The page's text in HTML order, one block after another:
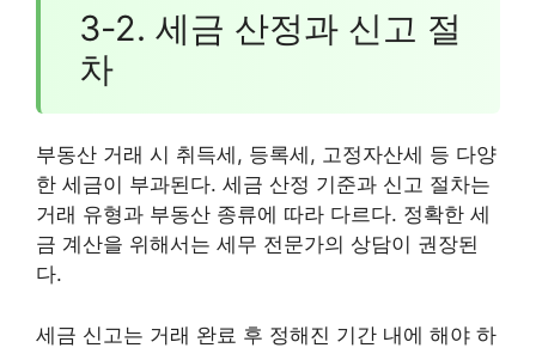
3-2. 세금 산정과 신고 절
차
부동산 거래 시 취득세, 등록세, 고정자산세 등 다양
한 세금이 부과된다. 세금 산정 기준과 신고 절차는
거래 유형과 부동산 종류에 따라 다르다. 정확한 세
금 계산을 위해서는 세무 전문가의 상담이 권장된
다.
세금 신고는 거래 완료 후 정해진 기간 내에 해야 하